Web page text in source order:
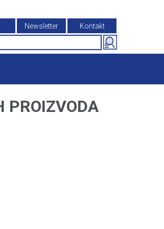
Newsletter
Kontakt
Search
for:
PROIZVODA